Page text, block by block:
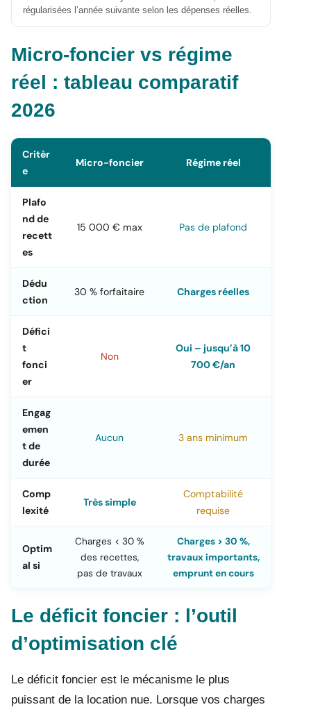
régularisées l’année suivante selon les dépenses réelles.
Micro-foncier vs régime
réel : tableau comparatif
2026
Critèr
e
Micro-foncier Régime réel
Plafo
nd de
recett
es
15 000 € max Pas de plafond
Dédu
ction
30 % forfaitaire Charges réelles
Défici
t
fonci
er
Non
Oui – jusqu’à 10
700 €/an
Engag
emen
t de
durée
Aucun 3 ans minimum
Comp
lexité
Très simple
Comptabilité
requise
Optim
al si
Charges < 30 %
des recettes,
pas de travaux
Charges > 30 %,
travaux importants,
emprunt en cours
Le déficit foncier : l’outil
d’optimisation clé
Le déficit foncier est le mécanisme le plus
puissant de la location nue. Lorsque vos charges